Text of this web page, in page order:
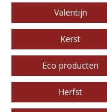
Valentijn
Kerst
Eco producten
Herfst